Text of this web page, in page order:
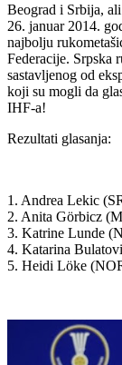
Beograd i Srbija,
26. januar 2014.
najbolju
Federacije. Srpska
sastavljenog od
koji su mogli da
IHF-a!
Rezultati glasanja:
1. Andrea Lekic
2. Anita Görbicz
3. Katrine Lunde
4. Katarina
5. Heidi Löke